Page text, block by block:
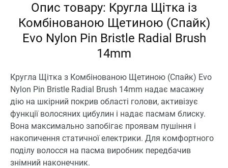
Опис товару: Кругла Щітка із
Комбінованою Щетиною (Спайк)
Evo Nylon Pin Bristle Radial Brush
14mm
Кругла Щітка з Комбінованою Щетиною (Спайк) Evo
Nylon Pin Bristle Radial Brush 14mm надає масажну
дію на шкірний покрив області голови, активізує
функції волосяних цибулин і надає пасмам блиску.
Вона максимально запобігає проявам пушіння і
накопичення статичної електрики. Для комфортного
поділу волосся на пасма виробник передбачив
знімний наконечник.